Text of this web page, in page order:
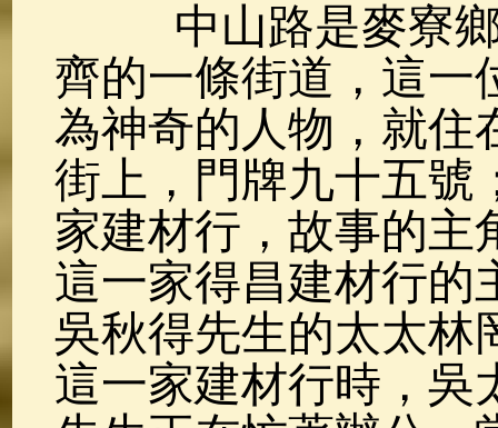
中山路是麥寮鄉
齊的一條街道，這一
為神奇的人物，就住
街上，門牌九十五號
家建材行，故事的主
這一家得昌建材行的
吳秋得先生的太太林
這一家建材行時，吳